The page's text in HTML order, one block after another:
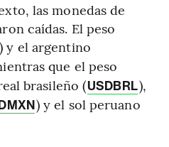
las monedas de
caídas. El peso
) y el argentino
que el peso
brasileño (USDBRL),
) y el sol peruano